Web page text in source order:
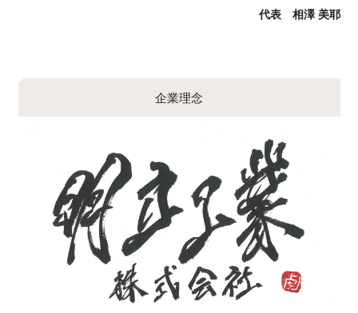
代表 相澤 美耶
企業理念